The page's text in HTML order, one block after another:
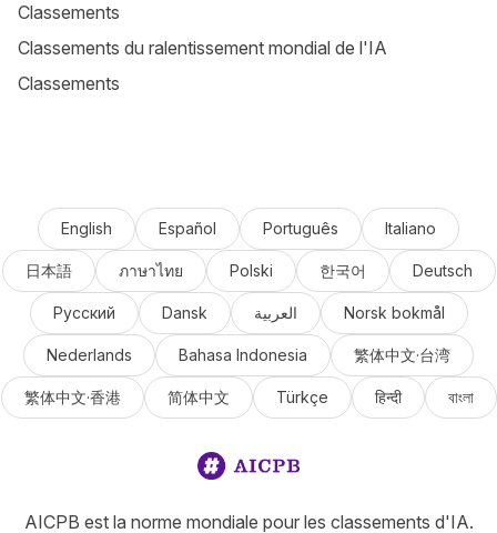
Classements
Classements du ralentissement mondial de l'IA
Classements
English Español Português Italiano
日本語 ภาษาไทย Polski 한국어 Deutsch
Русский Dansk العربية Norsk bokmål
Nederlands Bahasa Indonesia 繁体中文·台湾
繁体中文·香港 简体中文 Türkçe हिन्दी বাংলা
AICPB est la norme mondiale pour les classements d'IA.